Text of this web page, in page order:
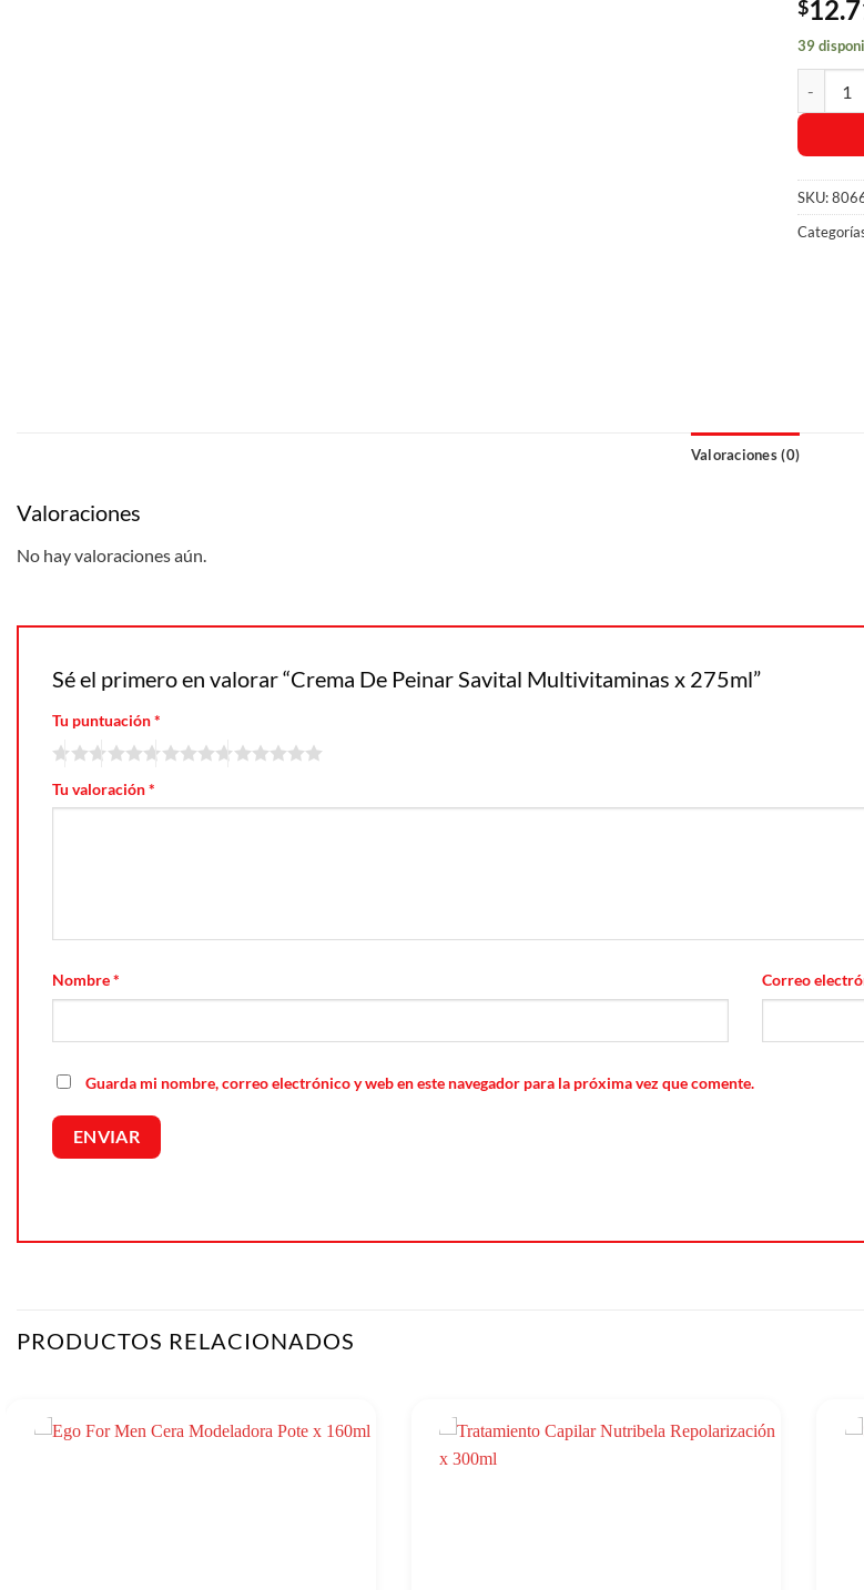
$
39
SKU:
Valoraciones (0)
Valoraciones
No hay valoraciones aún.
Sé el primero en valorar “Crema De Peinar Savital Multivitaminas x 275ml”
Tu puntuación*
Tu valoración*
Nombre* Correo
Guarda mi nombre, correo electrónico y web en este navegador para la próxima vez que comente.
PRODUCTOS RELACIONADOS